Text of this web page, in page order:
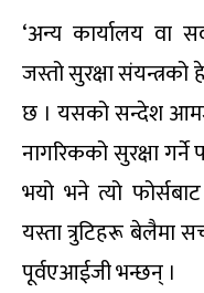
‘अन्य कार्यालय वा
जस्तो सुरक्षा
छ । यसको सन्देश
नागरिकको सुरक्षा
भयो भने त्यो
यस्ता त्रुटिहरू बेलैमा
पूर्वएआईजी भन्छन् ।